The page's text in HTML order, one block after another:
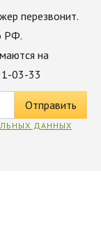
перезвонит.
РФ.
на
03-33
ДАННЫХ